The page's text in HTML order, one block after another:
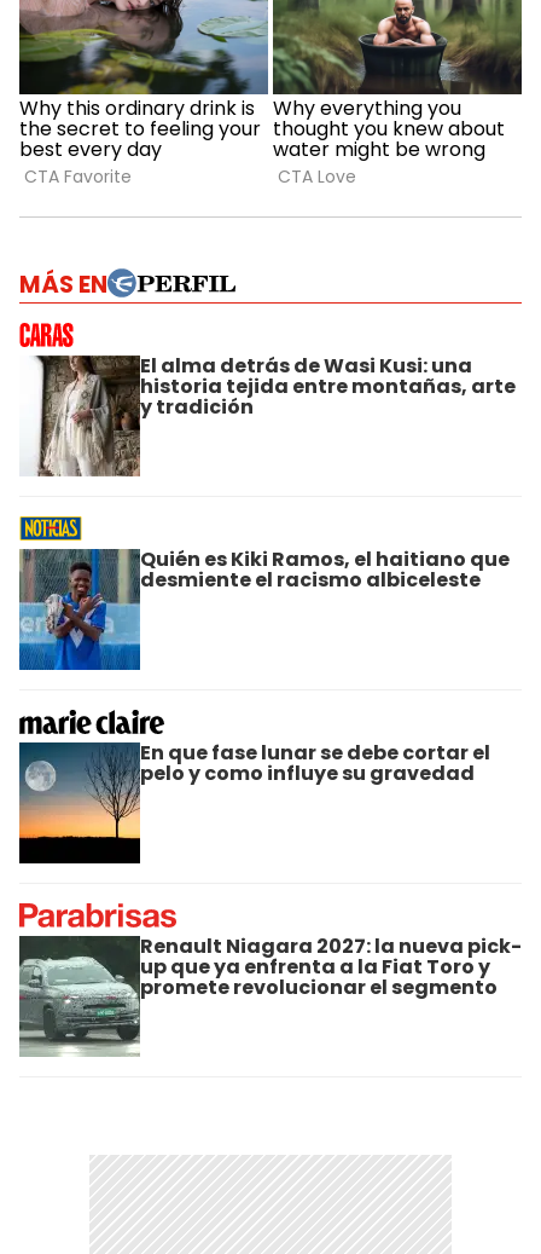
MÁS EN
El alma detrás de Wasi Kusi: una
historia tejida entre montañas, arte
y tradición
Quién es Kiki Ramos, el haitiano que
desmiente el racismo albiceleste
En que fase lunar se debe cortar el
pelo y como influye su gravedad
Renault Niagara 2027: la nueva pick-
up que ya enfrenta a la Fiat Toro y
promete revolucionar el segmento